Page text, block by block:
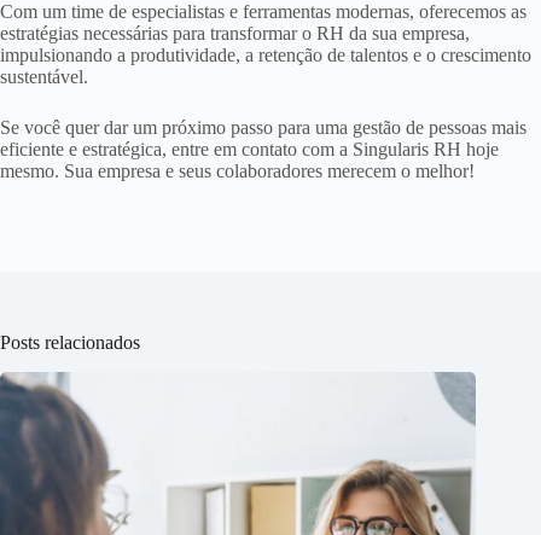
Com um time de especialistas e ferramentas modernas, oferecemos as
estratégias necessárias para transformar o RH da sua empresa,
impulsionando a produtividade, a retenção de talentos e o crescimento
sustentável.
Se você quer dar um próximo passo para uma gestão de pessoas mais
eficiente e estratégica, entre em contato com a Singularis RH hoje
mesmo. Sua empresa e seus colaboradores merecem o melhor!
Posts relacionados